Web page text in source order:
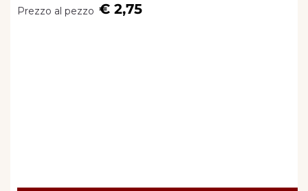
Prezzo al pezzo € 2,75